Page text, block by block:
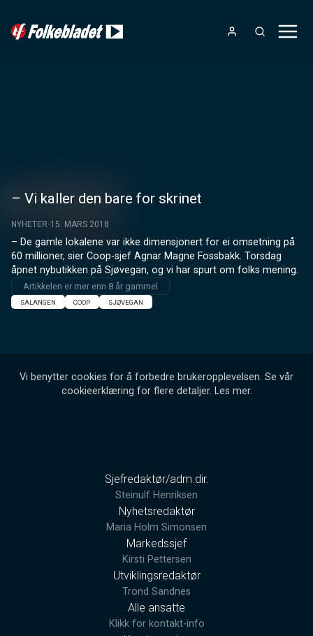
– Vi kaller den bare for skrinet
NYHETER 15. MARS 2018
– De gamle lokalene var ikke dimensjonert for ei omsetning på
60 millioner, sier Coop-sjef Agnar Magne Fossbakk. Torsdag
åpnet nybutikken på Sjøvegan, og vi har spurt om folks mening.
Artikkelen er mer enn 8 år gammel
SALANGEN COOP SJØVEGAN
Vi benytter cookies for å forbedre brukeropplevelsen. Se vår
cookieerklæring for flere detaljer. Les mer.
Sjefredaktør/adm.dir.
Steinulf Henriksen
Nyhetsredaktør
Maria Holm Simonsen
Markedssjef
Kirsti Pettersen
Utviklingsredaktør
Trond Sandnes
Alle ansatte
Klikk for kontakt-info